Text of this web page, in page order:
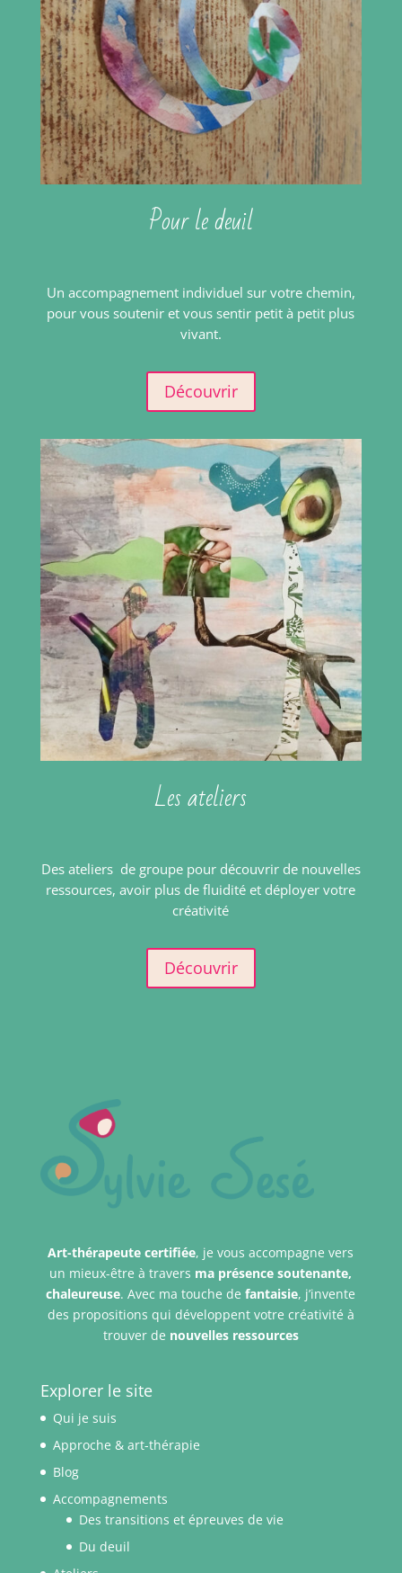
Pour le deuil
Un accompagnement individuel sur votre chemin,
pour vous soutenir et vous sentir petit à petit plus
vivant.
Découvrir
Les ateliers
Des ateliers de groupe pour découvrir de nouvelles
ressources, avoir plus de fluidité et déployer votre
créativité
Découvrir
Art-thérapeute certifiée, je vous accompagne vers
un mieux-être à travers ma présence soutenante,
chaleureuse. Avec ma touche defantaisie, j’invente
des propositions qui développent votre créativité à
trouver de nouvelles ressources
Explorer le site
Qui je suis
Approche & art-thérapie
Blog
Accompagnements
Des transitions et épreuves de vie
Du deuil